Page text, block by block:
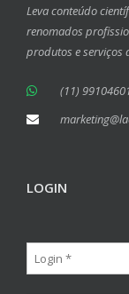
Leva conteúdo
renomados
produtos e serviços
(11)
LOGIN